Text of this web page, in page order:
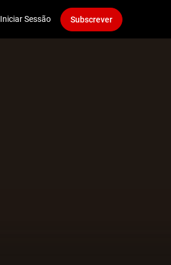
Iniciar Sessão Subscrever